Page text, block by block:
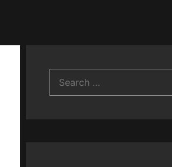
for: